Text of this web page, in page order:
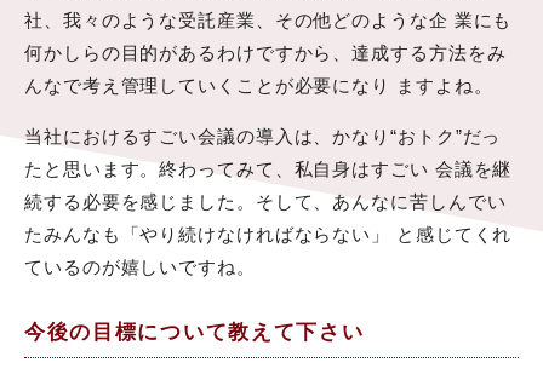
社、我々のような受託産業、その他どのような企 業にも
何かしらの目的があるわけですから、達成する方法をみ
んなで考え管理していくことが必要になり ますよね。
当社におけるすごい会議の導入は、かなり“おトク”だっ
たと思います。終わってみて、私自身はすごい 会議を継
続する必要を感じました。そして、あんなに苦しんでい
たみんなも「やり続けなければならない」 と感じてくれ
ているのが嬉しいですね。
今後の目標について教えて下さい